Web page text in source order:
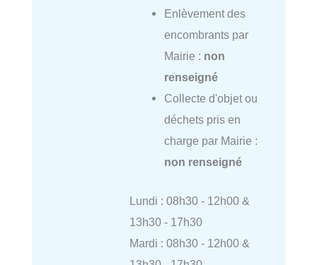
Enlèvement des
encombrants par
Mairie : non
renseigné
Collecte d'objet ou
déchets pris en
charge par Mairie :
non renseigné
Lundi : 08h30 - 12h00 &
13h30 - 17h30
Mardi : 08h30 - 12h00 &